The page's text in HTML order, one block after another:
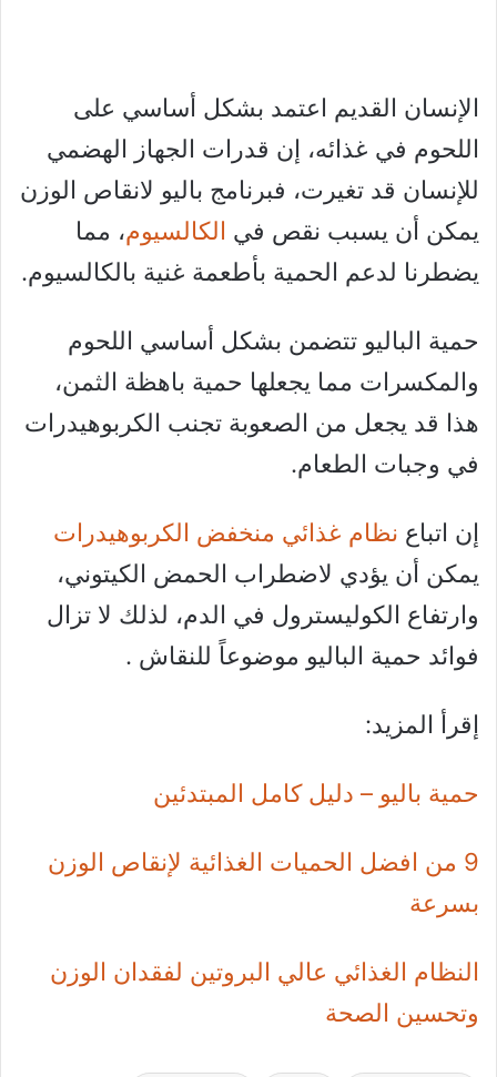
الإنسان القديم اعتمد بشكل أساسي على
اللحوم في غذائه، إن قدرات الجهاز الهضمي
للإنسان قد تغيرت، فبرنامج باليو لانقاص الوزن
يمكن أن يسبب نقص في الكالسيوم، مما
يضطرنا لدعم الحمية بأطعمة غنية بالكالسيوم.
حمية الباليو تتضمن بشكل أساسي اللحوم
والمكسرات مما يجعلها حمية باهظة الثمن،
هذا قد يجعل من الصعوبة تجنب الكربوهيدرات
في وجبات الطعام.
إن اتباع نظام غذائي منخفض الكربوهيدرات
يمكن أن يؤدي لاضطراب الحمض الكيتوني،
وارتفاع الكوليسترول في الدم، لذلك لا تزال
فوائد حمية الباليو موضوعاً للنقاش .
إقرأ المزيد:
حمية باليو – دليل كامل المبتدئين
9 من افضل الحميات الغذائية لإنقاص الوزن
بسرعة
النظام الغذائي عالي البروتين لفقدان الوزن
وتحسين الصحة